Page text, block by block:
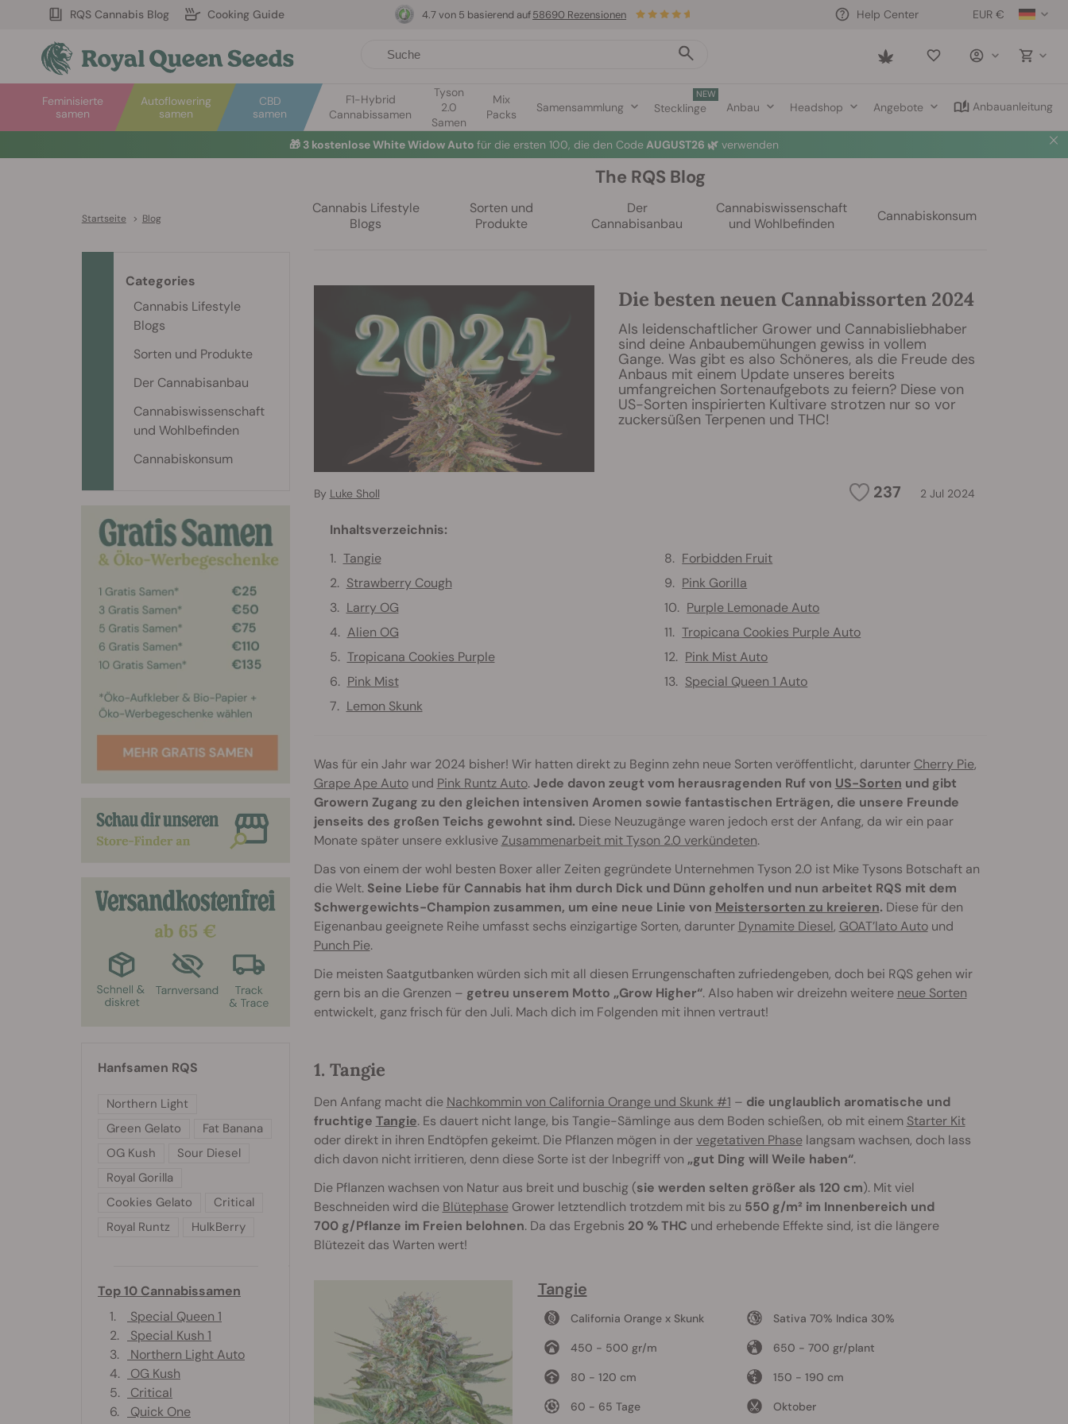
RQS Cannabis Blog Cooking Guide EUR €
Help Center
Saved
Autoflowering
samen
Feminisierte
samen
CBD
samen
F1-Hybrid
Cannabissamen
Tyson
2.0
Samen
Mix
Packs
Samensammlung
NEW
Stecklinge Anbau Headshop Angebote Anbauanleitung
4.7 von 5 basierend auf58690 Rezensionen
🎁 3 kostenlose White Widow Auto für die ersten 100, die den Code AUGUST26 🌿 verwenden
Startseite > Blog
The RQS Blog
Cannabis Lifestyle
Blogs
Sorten und
Produkte
Der
Cannabisanbau
Cannabiswissenschaft
und Wohlbefinden
Cannabiskonsum
Die besten neuen Cannabissorten 2024
Als leidenschaftlicher Grower und Cannabisliebhaber
sind deine Anbaubemühungen gewiss in vollem
Gange. Was gibt es also Schöneres, als die Freude des
Anbaus mit einem Update unseres bereits
umfangreichen Sortenaufgebots zu feiern? Diese von
US-Sorten inspirierten Kultivare strotzen nur so vor
zuckersüßen Terpenen und THC!
237 2 Jul 2024
By Luke Sholl
Inhaltsverzeichnis:
Tangie
Strawberry Cough
Larry OG
Alien OG
Tropicana Cookies Purple
Pink Mist
Lemon Skunk
Forbidden Fruit
Pink Gorilla
Purple Lemonade Auto
Tropicana Cookies Purple Auto
Pink Mist Auto
Special Queen 1 Auto
Was für ein Jahr war 2024 bisher! Wir hatten direkt zu Beginn zehn neue Sorten veröffentlicht, darunter Cherry Pie,
Grape Ape Autound Pink Runtz Auto.Jede davon zeugt vom herausragenden Ruf von US-Sorten und gibt
Growern Zugang zu den gleichen intensiven Aromen sowie fantastischen Erträgen, die unsere Freunde
jenseits des großen Teichs gewohnt sind. Diese Neuzugänge waren jedoch erst der Anfang, da wir ein paar
Monate später unsere exklusive Zusammenarbeit mit Tyson 2.0 verkündeten.
Das von einem der wohl besten Boxer aller Zeiten gegründete Unternehmen Tyson 2.0 ist Mike Tysons Botschaft an
die Welt. Seine Liebe für Cannabis hat ihm durch Dick und Dünn geholfen und nun arbeitet RQS mit dem
Schwergewichts-Champion zusammen, um eine neue Linie von Meistersorten zu kreieren. Diese für den
Eigenanbau geeignete Reihe umfasst sechs einzigartige Sorten, darunter Dynamite Diesel, GOAT’lato Autound
Punch Pie.
Die meisten Saatgutbanken würden sich mit all diesen Errungenschaften zufriedengeben, doch bei RQS gehen wir
gern bis an die Grenzen – getreu unserem Motto „Grow Higher“. Also haben wir dreizehn weitere neue Sorten
entwickelt, ganz frisch für den Juli. Mach dich im Folgenden mit ihnen vertraut!
1. Tangie
Den Anfang macht die Nachkommin von California Orange und Skunk #1 – die unglaublich aromatische und
fruchtige Tangie. Es dauert nicht lange, bis Tangie-Sämlinge aus dem Boden schießen, ob mit einem Starter Kit
oder direkt in ihren Endtöpfen gekeimt. Die Pflanzen mögen in dervegetativen Phaselangsam wachsen, doch lass
dich davon nicht irritieren, denn diese Sorte ist der Inbegriff von „gut Ding will Weile haben“.
Die Pflanzen wachsen von Natur aus breit und buschig (sie werden selten größer als 120 cm). Mit viel
Beschneiden wird die BlütephaseGrower letztendlich trotzdem mit bis zu 550 g/m² im Innenbereich und
700 g/Pflanze im Freien belohnen. Da das Ergebnis 20 % THC und erhebende Effekte sind, ist die längere
Blütezeit das Warten wert!
Tangie
California Orange x Skunk
450 - 500 gr/m
80 - 120 cm
60 - 65 Tage
Sativa 70% Indica 30%
650 - 700 gr/plant
150 - 190 cm
Oktober
Categories
Cannabis Lifestyle
Blogs
Sorten und Produkte
Der Cannabisanbau
Cannabiswissenschaft
und Wohlbefinden
Cannabiskonsum
Hanfsamen RQS
Northern Light
Green Gelato
Fat Banana
OG Kush
Sour Diesel
Royal Gorilla
Cookies Gelato
Critical
Royal Runtz
HulkBerry
Top 10 Cannabissamen
1.
Special Queen 1
2.
Special Kush 1
3.
Northern Light Auto
4.
OG Kush
5.
Critical
6.
Quick One